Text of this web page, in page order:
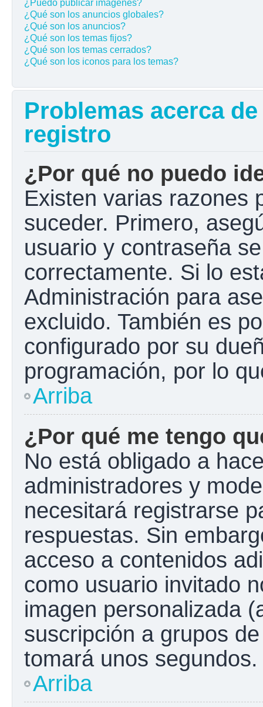
¿Puedo publicar imagenes?
¿Qué son los anuncios globales?
¿Qué son los anuncios?
¿Qué son los temas fijos?
¿Qué son los temas cerrados?
¿Qué son los iconos para los temas?
Problemas acerca
registro
¿Por qué no puedo
Existen varias razones
suceder. Primero,
usuario y contraseña
correctamente. Si lo
Administración para
excluido. También es
configurado por su
programación, por lo
Arriba
¿Por qué me tengo
No está obligado a
administradores y
necesitará registrarse
respuestas. Sin
acceso a contenidos
como usuario invitado
imagen personalizada
suscripción a grupos
tomará unos
Arriba